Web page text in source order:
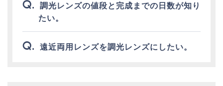
調光レンズの値段と完成までの日数が知り
たい。
遠近両用レンズを調光レンズにしたい。